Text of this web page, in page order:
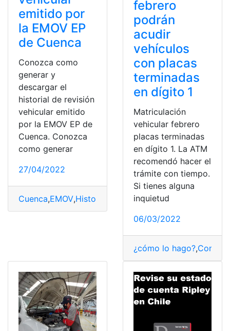
emitido por
la EMOV EP
de Cuenca
Conozca como
generar y
descargar el
historial de revisión
vehicular emitido
por la EMOV EP de
Cuenca. Conozca
como generar
27/04/2022
Cuenca,EMOV,Historial Noticias,revisiones
febrero
podrán
acudir
vehículos
con placas
terminadas
en dígito 1
Matriculación
vehicular febrero
placas terminadas
en dígito 1. La ATM
recomendó hacer el
trámite con tiempo.
Si tienes alguna
inquietud
06/03/2022
¿cómo lo hago?,